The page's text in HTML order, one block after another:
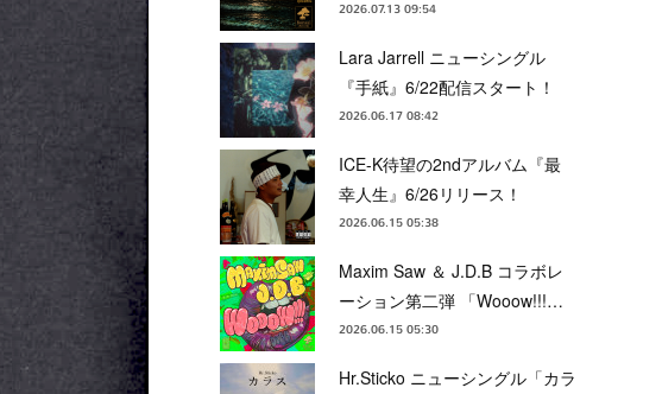
2026.07.13 09:54
Lara Jarrell ニューシングル
『手紙』6/22配信スタート！
2026.06.17 08:42
ICE-K待望の2ndアルバム『最
幸人生』6/26リリース！
2026.06.15 05:38
Maxim Saw ＆ J.D.B コラボレ
ーション第二弾 「Wooow!!!…
2026.06.15 05:30
Hr.Sticko ニューシングル「カラ